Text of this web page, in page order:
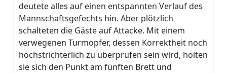
deutete alles auf einen entspannten Verlauf des
Mannschaftsgefechts hin. Aber plötzlich
schalteten die Gäste auf Attacke. Mit einem
verwegenen Turmopfer, dessen Korrektheit noch
höchstrichterlich zu überprüfen sein wird, holten
sie sich den Punkt am fünften Brett und